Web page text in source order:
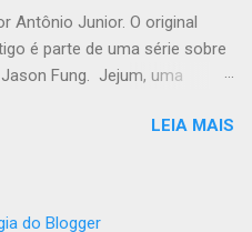
amido. Você pode comer
deliciosas até estar satisfeito -
peso. Um número de
mais fácil perder peso e
Antônio Junior. O original
é parte de uma série sobre
Fung. Jejum, uma
e lipólise Mitos sobre o jejum
e jejum Banquetes e
LEIA MAIS
do Blogger